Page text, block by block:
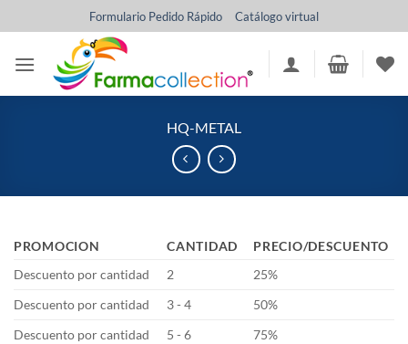
al
contenido
Formulario Pedido Rápido Catálogo virtual
HQ-METAL
PROMOCION CANTIDAD
PRECIO/DESCUENTO
Descuento por cantidad
2
25%
Descuento por cantidad
3 - 4
50%
Descuento por cantidad
5 - 6
75%